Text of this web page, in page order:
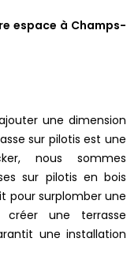
espace à Champs-
une dimension
sur pilotis est une
nous sommes
sur pilotis en bois
pour surplomber une
une terrasse
une installation